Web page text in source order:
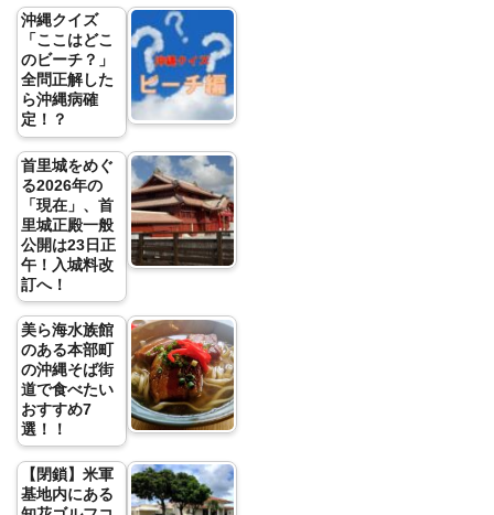
沖縄クイズ
「ここはどこ
のビーチ？」
全問正解した
ら沖縄病確
定！？
首里城をめぐ
る2026年の
「現在」、首
里城正殿一般
公開は23日正
午！入城料改
訂へ！
美ら海水族館
のある本部町
の沖縄そば街
道で食べたい
おすすめ7
選！！
【閉鎖】米軍
基地内にある